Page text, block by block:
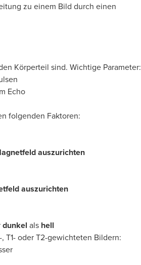
zu einem Bild durch einen
Körperteil sind. Wichtige Parameter:
Echo
folgenden Faktoren:
auszurichten
auszurichten
dunkel als hell
T1- oder T2-gewichteten Bildern: